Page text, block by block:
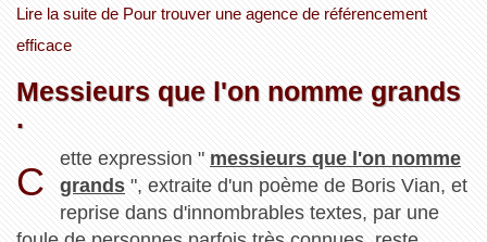
Lire la suite de Pour trouver une agence de référencement
efficace
Messieurs que l'on nomme grands
.
C
ette expression " messieurs que l'on nomme
grands ", extraite d'un poème de Boris Vian, et
reprise dans d'innombrables textes, par une